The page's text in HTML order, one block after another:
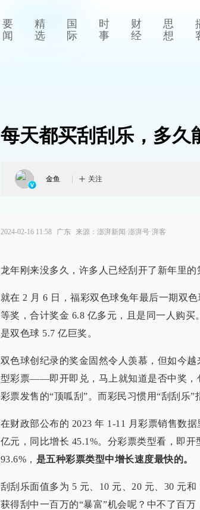
要
闻
精
选
国
际
时
事
财
经
思
想
每天都买刮刮乐，多久
金鱼 关注
2024-02-16 11:58 广东 来源： 澎湃新闻·澎湃号·湃客
龙年刚来没多久，许多人已经刮开了新年里的
就在 2 月 6 日，福彩双色球兔年最后一期双
等奖，合计奖金 6.8 亿多元，且是同一人购
是双色球 5.7 亿巨奖。
双色球创纪录的奖金固然令人羡慕，但如今
型彩票——即开即兑，马上就知道是否中奖，
彩票发售的“顶呱刮”。而彩民习惯用“刮刮乐”
在财政部公布的 2023 年 1-11 月彩票销售数
亿元，同比增长 45.1%。分彩票类型看，即
93.6%， 是五种彩票类型中增长速度最快的。
刮刮乐面值多为 5 元、10 元、20 元、30 元
获得刮中一百万的“暴富”机会呢？中不了百万